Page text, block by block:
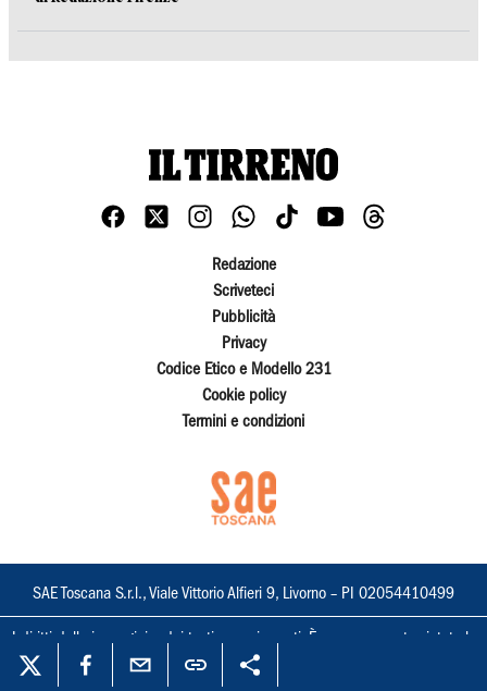
Redazione
Scriveteci
Pubblicità
Privacy
Codice Etico e Modello 231
Cookie policy
Termini e condizioni
SAE Toscana S.r.l., Viale Vittorio Alfieri 9, Livorno – PI 02054410499
I diritti delle immagini e dei testi sono riservati. È espressamente vietata la
loro riproduzione con qualsiasi mezzo e l'adattamento totale o parziale.